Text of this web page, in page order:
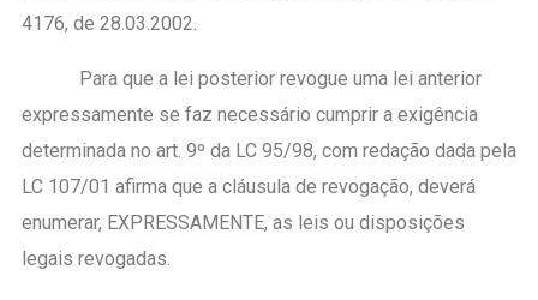
4176, de 28.03.2002.
Para que a lei posterior revogue uma lei anterior
expressamente se faz necessário cumprir a exigência
determinada no art. 9º da LC 95/98, com redação dada pela
LC 107/01 afirma que a cláusula de revogação, deverá
enumerar, EXPRESSAMENTE, as leis ou disposições
legais revogadas.